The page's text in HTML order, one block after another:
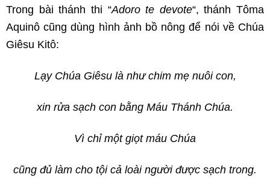
Trong bài thánh thi “Adoro te devote“, thánh Tôma
Aquinô cũng dùng hình ảnh bồ nông để nói về Chúa
Giêsu Kitô:
Lạy Chúa Giêsu là như chim mẹ nuôi con,
xin rửa sạch con bằng Máu Thánh Chúa.
Vì chỉ một giọt máu Chúa
cũng đủ làm cho tội cả loài người được sạch trong.